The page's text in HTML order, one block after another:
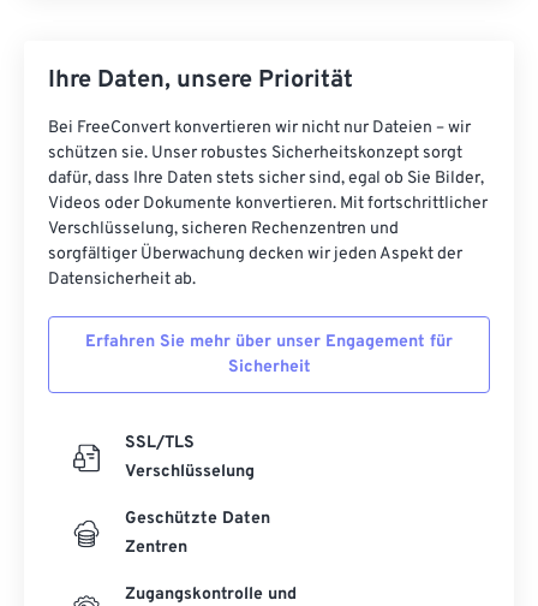
Ihre Daten, unsere Priorität
Bei FreeConvert konvertieren wir nicht nur Dateien – wir
schützen sie. Unser robustes Sicherheitskonzept sorgt
dafür, dass Ihre Daten stets sicher sind, egal ob Sie Bilder,
Videos oder Dokumente konvertieren. Mit fortschrittlicher
Verschlüsselung, sicheren Rechenzentren und
sorgfältiger Überwachung decken wir jeden Aspekt der
Datensicherheit ab.
Erfahren Sie mehr über unser Engagement für
Sicherheit
SSL/TLS
Verschlüsselung
Geschützte Daten
Zentren
Zugangskontrolle und